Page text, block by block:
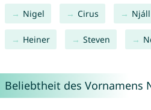
Nigel Cirus Njáll
Heiner Steven
Beliebtheit des Vornamens